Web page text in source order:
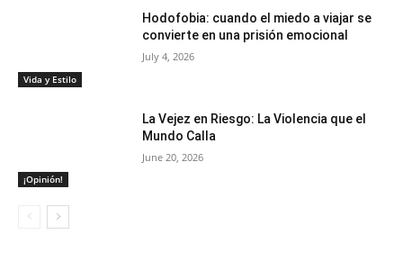
Vida y Estilo
Hodofobia: cuando el miedo a viajar se
convierte en una prisión emocional
July 4, 2026
¡Opinión!
La Vejez en Riesgo: La Violencia que el
Mundo Calla
June 20, 2026